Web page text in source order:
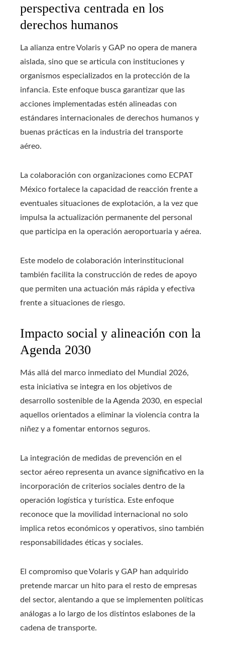
perspectiva centrada en los
derechos humanos
La alianza entre Volaris y GAP no opera de manera
aislada, sino que se articula con instituciones y
organismos especializados en la protección de la
infancia. Este enfoque busca garantizar que las
acciones implementadas estén alineadas con
estándares internacionales de derechos humanos y
buenas prácticas en la industria del transporte
aéreo.
La colaboración con organizaciones como ECPAT
México fortalece la capacidad de reacción frente a
eventuales situaciones de explotación, a la vez que
impulsa la actualización permanente del personal
que participa en la operación aeroportuaria y aérea.
Este modelo de colaboración interinstitucional
también facilita la construcción de redes de apoyo
que permiten una actuación más rápida y efectiva
frente a situaciones de riesgo.
Impacto social y alineación con la
Agenda 2030
Más allá del marco inmediato del Mundial 2026,
esta iniciativa se integra en los objetivos de
desarrollo sostenible de la Agenda 2030, en especial
aquellos orientados a eliminar la violencia contra la
niñez y a fomentar entornos seguros.
La integración de medidas de prevención en el
sector aéreo representa un avance significativo en la
incorporación de criterios sociales dentro de la
operación logística y turística. Este enfoque
reconoce que la movilidad internacional no solo
implica retos económicos y operativos, sino también
responsabilidades éticas y sociales.
El compromiso que Volaris y GAP han adquirido
pretende marcar un hito para el resto de empresas
del sector, alentando a que se implementen políticas
análogas a lo largo de los distintos eslabones de la
cadena de transporte.